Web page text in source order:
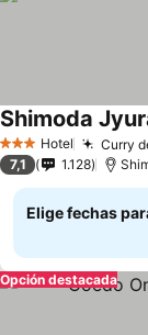
3 Estrellas
Hotel Curry
Shimoda
7,1 1.128
Elige fechas
Opción destacada